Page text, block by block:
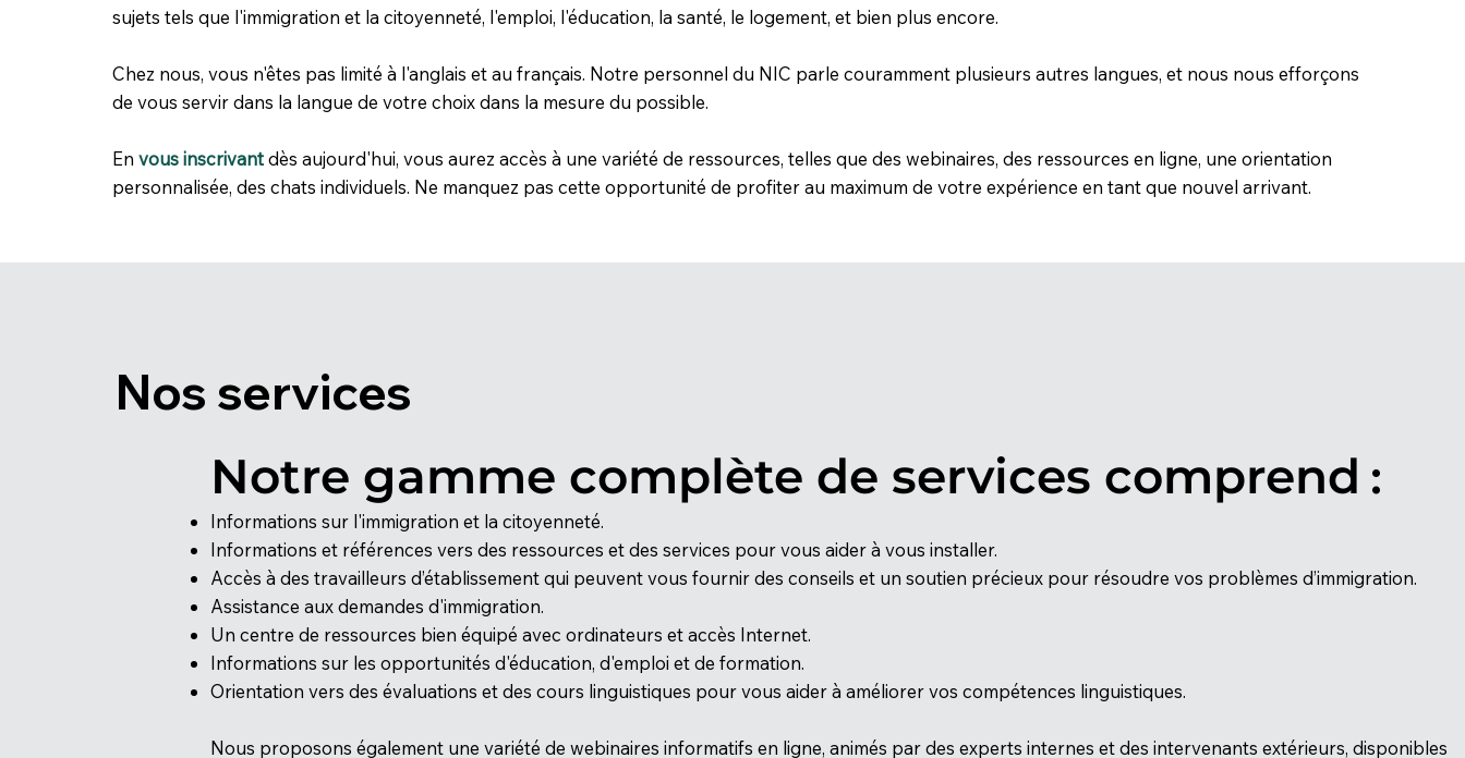
sujets tels que l'immigration et la citoyenneté, l'emploi, l'éducation, la santé, le logement, et bien plus encore.
Chez nous, vous n'êtes pas limité à l'anglais et au français. Notre personnel du NIC parle couramment plusieurs autres langues, et nous nous efforçons
de vous servir dans la langue de votre choix dans la mesure du possible.
Envous inscrivant dès aujourd'hui, vous aurez accès à une variété de ressources, telles que des webinaires, des ressources en ligne, une orientation
personnalisée, des chats individuels. Ne manquez pas cette opportunité de profiter au maximum de votre expérience en tant que nouvel arrivant.
Nos services
Notre gamme complète de services comprend :
Informations sur l'immigration et la citoyenneté.
Informations et références vers des ressources et des services pour vous aider à vous installer.
Accès à des travailleurs d’établissement qui peuvent vous fournir des conseils et un soutien précieux pour résoudre vos problèmes d’immigration.
Assistance aux demandes d'immigration.
Un centre de ressources bien équipé avec ordinateurs et accès Internet.
Informations sur les opportunités d'éducation, d'emploi et de formation.
Orientation vers des évaluations et des cours linguistiques pour vous aider à améliorer vos compétences linguistiques.
Nous proposons également une variété de webinaires informatifs en ligne, animés par des experts internes et des intervenants extérieurs, disponibles